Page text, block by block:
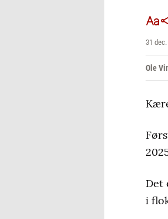
31
Ole
Det
i